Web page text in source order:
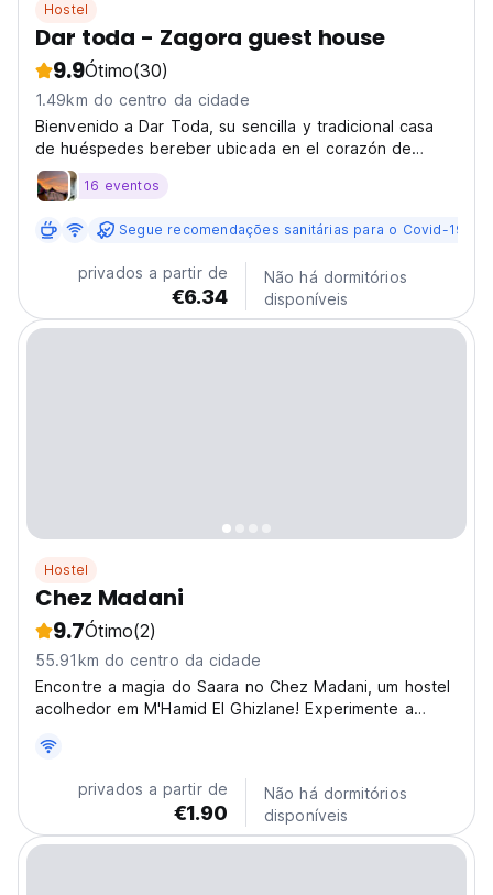
Hostel
Dar toda - Zagora guest house
9.9Ótimo(30)
1.49km do centro da cidade
Bienvenido a Dar Toda, su sencilla y tradicional casa
de huéspedes bereber ubicada en el corazón de
Zagora, Marruecos, la puerta de entrada al desierto.
Como albergue familiar, encarnamos la hospitalidad
16 eventos
Segue recomendações sanitárias para o Covid-19
privados a partir de
€6.34
Não há dormitórios
disponíveis
Hostel
Chez Madani
9.7Ótimo(2)
55.91km do centro da cidade
Encontre a magia do Saara no Chez Madani, um hostel
acolhedor em M'Hamid El Ghizlane! Experimente a
as aventuras de observação de estrelas. (Auto-
translated from original language)
privados a partir de
€1.90
Não há dormitórios
disponíveis